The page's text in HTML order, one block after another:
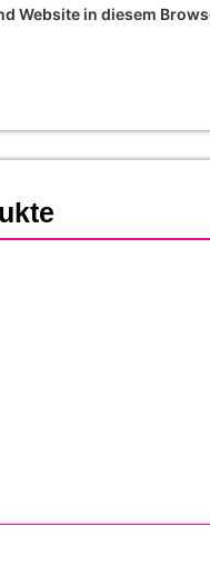
Website in diesem